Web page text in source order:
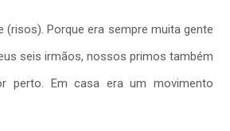
(risos). Porque era sempre muita gente
seis irmãos, nossos primos também
perto. Em casa era um movimento